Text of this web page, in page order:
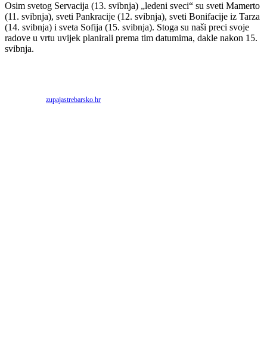
Osim svetog Servacija (13. svibnja) „ledeni sveci“ su sveti Mamerto
(11. svibnja), sveti Pankracije (12. svibnja), sveti Bonifacije iz Tarza
(14. svibnja) i sveta Sofija (15. svibnja). Stoga su naši preci svoje
radove u vrtu uvijek planirali prema tim datumima, dakle nakon 15.
svibnja.
Izvor:zupajastrebarsko.hr